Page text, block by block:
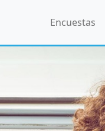
Encuestas